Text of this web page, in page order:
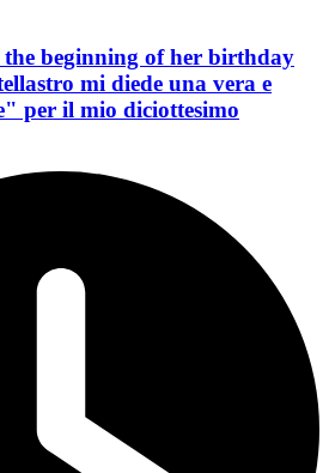
beginning of her birthday
mi diede una vera e
per il mio diciottesimo